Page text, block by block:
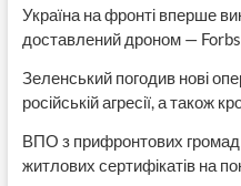
Україна на фронті вперше
доставлений дроном — Forbs
Зеленський погодив нові
російській агресії, а також
ВПО з прифронтових
житлових сертифікатів на